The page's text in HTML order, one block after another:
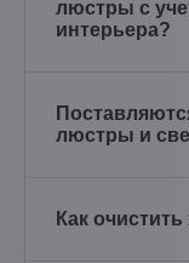
люстры с
интерьера?
люстры и
Как